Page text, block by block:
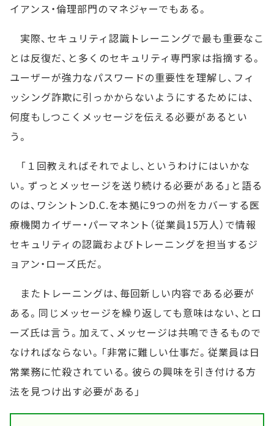
イアンス・倫理部門のマネジャーでもある。
実際、セキュリティ認識トレーニングで最も重要なこ
とは反復だ、と多くのセキュリティ専門家は指摘する。
ユーザーが強力なパスワードの重要性を理解し、フィ
ッシング詐欺に引っかからないようにするためには、
何度もしつこくメッセージを伝える必要があるとい
う。
「１回教えればそれでよし、というわけにはいかな
い。ずっとメッセージを送り続ける必要がある」と語る
のは、ワシントンD.C.を本拠に9つの州をカバーする医
療機関カイザー・パーマネント（従業員15万人）で情報
セキュリティの認識およびトレーニングを担当するジ
ョアン・ローズ氏だ。
またトレーニングは、毎回新しい内容である必要が
ある。同じメッセージを繰り返しても意味はない、とロ
ーズ氏は言う。加えて、メッセージは共鳴できるもので
なければならない。「非常に難しい仕事だ。従業員は日
常業務に忙殺されている。彼らの興味を引き付ける方
法を見つけ出す必要がある」